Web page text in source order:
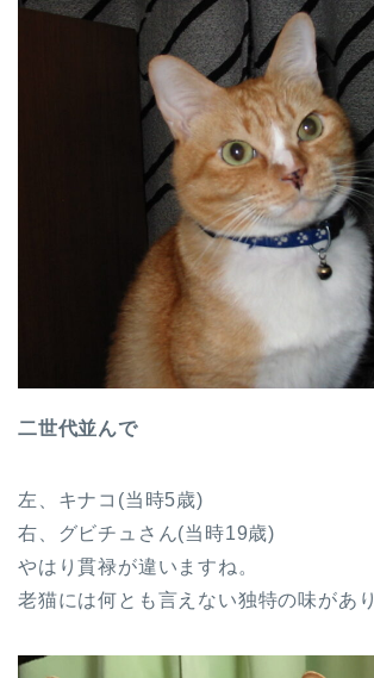
二世代並んで
左、キナコ(当時5歳)
右、グビチュさん(当時19歳)
やはり貫禄が違いますね。
老猫には何とも言えない独特の味があり